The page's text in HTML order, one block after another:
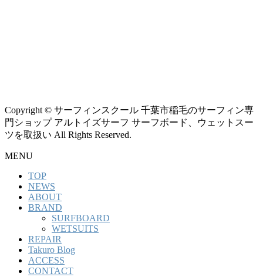
Copyright © サーフィンスクール 千葉市稲毛のサーフィン専
門ショップ アルトイズサーフ サーフボード、ウェットスー
ツを取扱い All Rights Reserved.
MENU
TOP
NEWS
ABOUT
BRAND
SURFBOARD
WETSUITS
REPAIR
Takuro Blog
ACCESS
CONTACT